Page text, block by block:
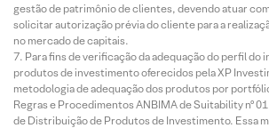
gestão de patrimônio de clientes, devendo atuar
solicitar autorização prévia do cliente para a
no mercado de capitais.
Para fins de verificação da adequação do perfil do
produtos de investimento oferecidos pela XP
metodologia de adequação dos produtos por
Regras e Procedimentos ANBIMA de Suitability nº
de Distribuição de Produtos de Investimento. Essa